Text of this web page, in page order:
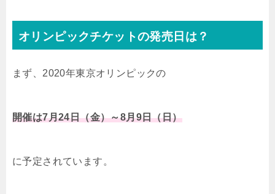
オリンピックチケットの発売日は？
まず、2020年東京オリンピックの
開催は7月24日（金）～8月9日（日）
に予定されています。